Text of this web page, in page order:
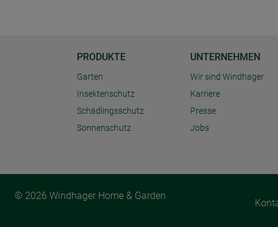
PRODUKTE
Garten
Insektenschutz
Schädlingsschutz
Sonnenschutz
UNTERNEHMEN
Wir sind Windhager
Karriere
Presse
Jobs
© 2026 Windhager Home & Garden